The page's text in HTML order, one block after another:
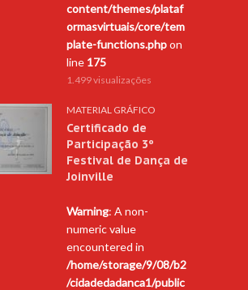
content/themes/plataf
ormasvirtuais/core/tem
plate-functions.phpon
line 175
1.499 visualizações
MATERIAL GRÁFICO
Certificado de
Participação 3º
Festival de Dança de
Joinville
Warning: A non-
numeric value
encountered in
/home/storage/9/08/b2
/cidadedadanca1/public